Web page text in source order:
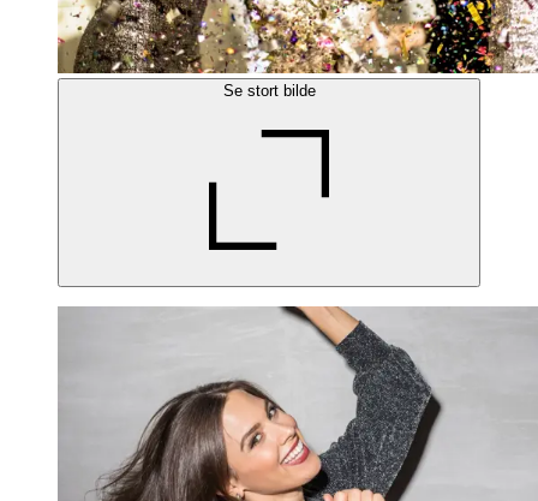
Se stort bilde